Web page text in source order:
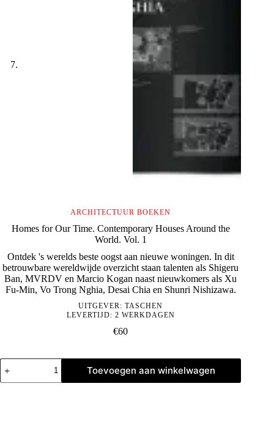
ARCHITECTUUR BOEKEN
Homes for Our Time. Contemporary Houses Around the
World. Vol. 1
Ontdek 's werelds beste oogst aan nieuwe woningen. In dit
betrouwbare wereldwijde overzicht staan talenten als Shigeru
Ban, MVRDV en Marcio Kogan naast nieuwkomers als Xu
Fu-Min, Vo Trong Nghia, Desai Chia en Shunri Nishizawa.
UITGEVER:TASCHEN
LEVERTIJD: 2 WERKDAGEN
€60
Homes
for
Our
Toevoegen aan winkelwagen